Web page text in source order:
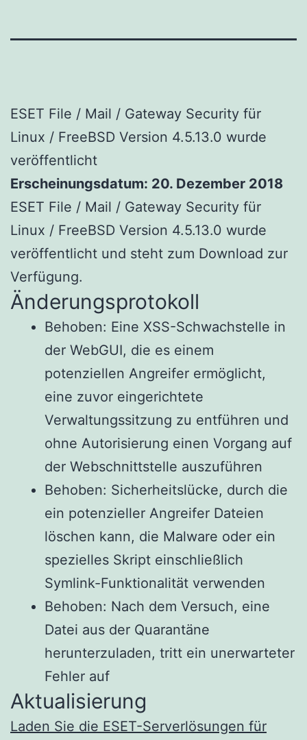
ESET File / Mail / Gateway Security für
Linux / FreeBSD Version 4.5.13.0 wurde
veröffentlicht
Erscheinungsdatum: 20. Dezember 2018
ESET File / Mail / Gateway Security für
Linux / FreeBSD Version 4.5.13.0 wurde
veröffentlicht und steht zum Download zur
Verfügung.
Änderungsprotokoll
Behoben: Eine XSS-Schwachstelle in
der WebGUI, die es einem
potenziellen Angreifer ermöglicht,
eine zuvor eingerichtete
Verwaltungssitzung zu entführen und
ohne Autorisierung einen Vorgang auf
der Webschnittstelle auszuführen
Behoben: Sicherheitslücke, durch die
ein potenzieller Angreifer Dateien
löschen kann, die Malware oder ein
spezielles Skript einschließlich
Symlink-Funktionalität verwenden
Behoben: Nach dem Versuch, eine
Datei aus der Quarantäne
herunterzuladen, tritt ein unerwarteter
Fehler auf
Aktualisierung
Laden Sie die ESET-Serverlösungen für